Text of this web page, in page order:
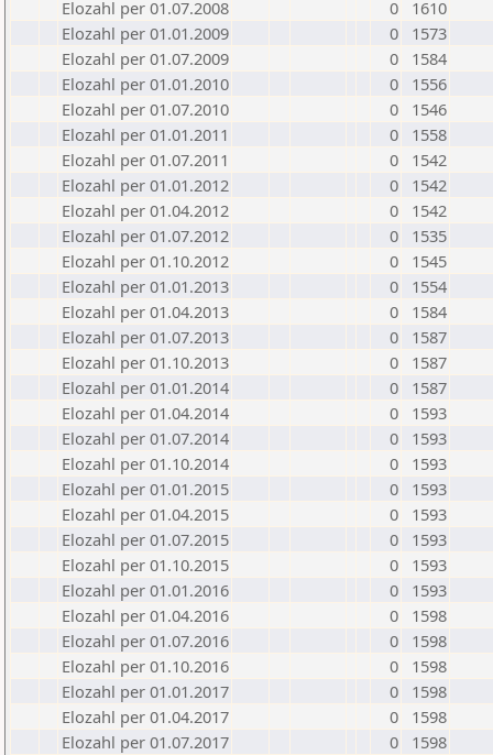
Elozahl per 01.07.2008
0
1610
Elozahl per 01.01.2009
0
1573
Elozahl per 01.07.2009
0
1584
Elozahl per 01.01.2010
0
1556
Elozahl per 01.07.2010
0
1546
Elozahl per 01.01.2011
0
1558
Elozahl per 01.07.2011
0
1542
Elozahl per 01.01.2012
0
1542
Elozahl per 01.04.2012
0
1542
Elozahl per 01.07.2012
0
1535
Elozahl per 01.10.2012
0
1545
Elozahl per 01.01.2013
0
1554
Elozahl per 01.04.2013
0
1584
Elozahl per 01.07.2013
0
1587
Elozahl per 01.10.2013
0
1587
Elozahl per 01.01.2014
0
1587
Elozahl per 01.04.2014
0
1593
Elozahl per 01.07.2014
0
1593
Elozahl per 01.10.2014
0
1593
Elozahl per 01.01.2015
0
1593
Elozahl per 01.04.2015
0
1593
Elozahl per 01.07.2015
0
1593
Elozahl per 01.10.2015
0
1593
Elozahl per 01.01.2016
0
1593
Elozahl per 01.04.2016
0
1598
Elozahl per 01.07.2016
0
1598
Elozahl per 01.10.2016
0
1598
Elozahl per 01.01.2017
0
1598
Elozahl per 01.04.2017
0
1598
Elozahl per 01.07.2017
0
1598